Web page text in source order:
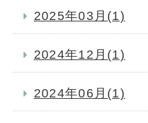
2025年03月(1)
2024年12月(1)
2024年06月(1)